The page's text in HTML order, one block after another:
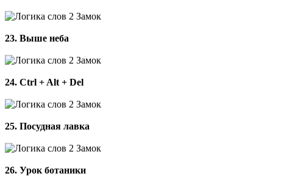
23. Выше неба
24. Ctrl + Alt + Del
25. Посудная лавка
26. Урок ботаники